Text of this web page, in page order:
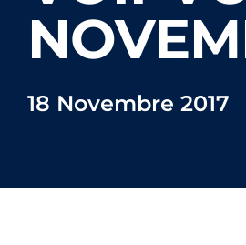
18 Novembre 2017